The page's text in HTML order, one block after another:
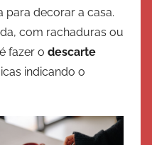
para decorar a casa.
com rachaduras ou
fazer o descarte
indicando o